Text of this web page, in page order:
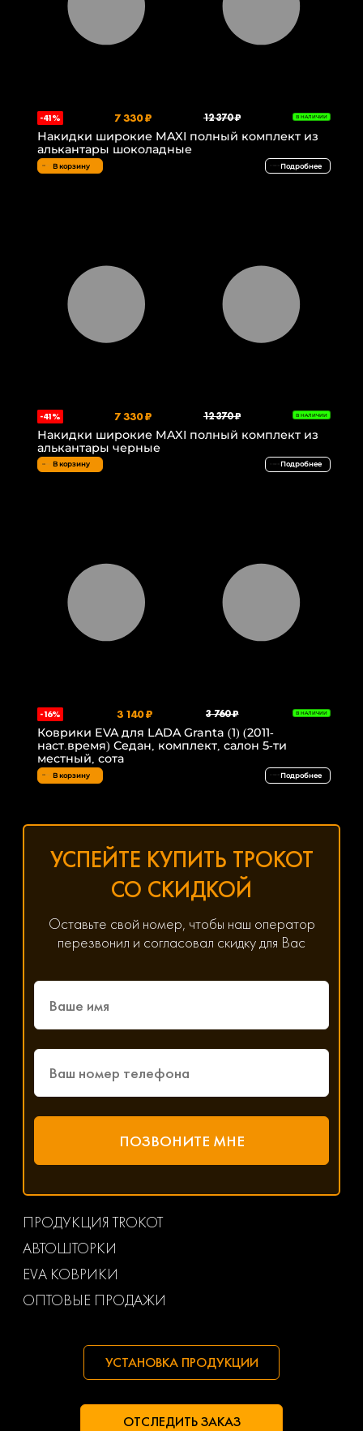
-41% 7 330 ₽ 12 370 ₽ В НАЛИЧИИ
Накидки широкие MAXI полный комплект из
алькантары шоколадные
В корзину Подробнее
-41% 7 330 ₽ 12 370 ₽ В НАЛИЧИИ
Накидки широкие MAXI полный комплект из
алькантары черные
В корзину Подробнее
-16% 3 140 ₽ 3 760 ₽ В НАЛИЧИИ
Коврики EVA для LADA Granta (1) (2011-
наст.время) Седан, комплект, салон 5-ти
местный, сота
В корзину Подробнее
УСПЕЙТЕ КУПИТЬ ТРОКОТ
СО СКИДКОЙ
Оставьте свой номер, чтобы наш оператор
перезвонил и согласовал скидку для Вас
ПРОДУКЦИЯ TROKOT
АВТОШТОРКИ
EVA КОВРИКИ
ОПТОВЫЕ ПРОДАЖИ
УСТАНОВКА ПРОДУКЦИИ
ОТСЛЕДИТЬ ЗАКАЗ